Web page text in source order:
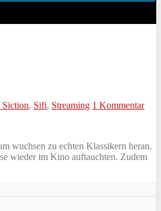
Siction, Sifi, Streaming 1 Kommentar
wuchsen zu echten Klassikern heran.
wieder im Kino auftauchten. Zudem